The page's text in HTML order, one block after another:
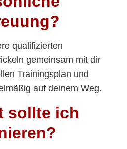
qualifizierten
gemeinsam mit dir
Trainingsplan und
auf deinem Weg.
sollte ich